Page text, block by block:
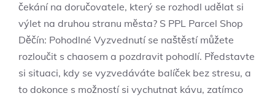
čekání na doručovatele, který se rozhodl udělat si
výlet na druhou stranu města? S PPL Parcel Shop
Děčín: Pohodlné Vyzvednutí se naštěstí můžete
rozloučit s chaosem a pozdravit pohodlí. Představte
si situaci, kdy se vyzvedáváte balíček bez stresu, a
to dokonce s možností si vychutnat kávu, zatímco